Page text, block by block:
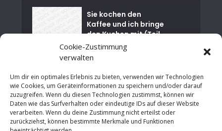
Cookie-Zustimmung
verwalten
Um dir ein optimales Erlebnis zu bieten, verwenden wir Technologien
wie Cookies, um Geräteinformationen zu speichern und/oder darauf
zuzugreifen. Wenn du diesen Technologien zustimmst, können wir
Daten wie das Surfverhalten oder eindeutige IDs auf dieser Website
verarbeiten. Wenn du deine Zustimmung nicht erteilst oder
zurückziehst, können bestimmte Merkmale und Funktionen
Sie kochen den
Kaffee und ich bringe
den Kuchen mit (Teil
01)
von Tschernobyl
Es ist Zeit für einen
sozialen Neustart in
NRW